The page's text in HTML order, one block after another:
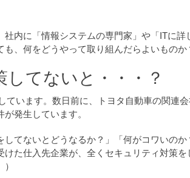
内に「情報システムの専門家」や「ITに
、何をどうやって取り組んだらよいもの
てないと・・・？
ています。数日前に、トヨタ自動車の関
発生しています。
してないとどうなるか？」「何がコワいの
けた仕入先企業が、全くセキュリティ対策